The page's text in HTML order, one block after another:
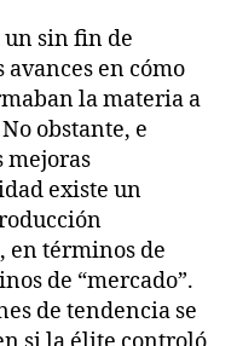
sin fin de
en cómo
la materia a
obstante, e
mejoras
existe un
en términos de
de “mercado”.
de tendencia se